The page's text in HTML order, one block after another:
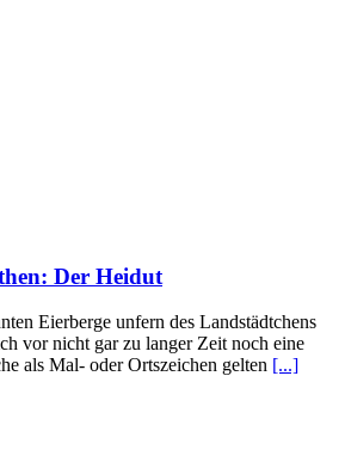
Der Heidut
Eierberge unfern des Landstädtchens
vor nicht gar zu langer Zeit noch eine
als Mal- oder Ortszeichen gelten [...]